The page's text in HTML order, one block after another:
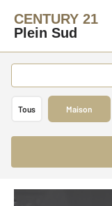
CENTURY 21
Plein Sud
Tous Maison